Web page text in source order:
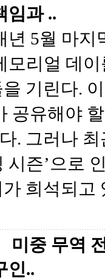
임과 ..
년 5월 마지
모리얼 데
기린다.
공유해야
. 그러나
시즌’으로
희석되고
미중 무역
인..